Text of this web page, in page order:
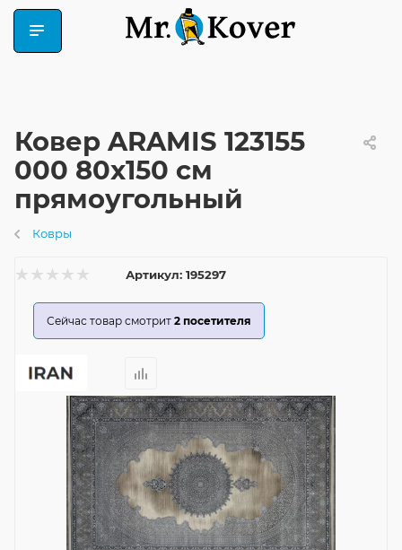
Ковер ARAMIS 123155
000 80x150 см
прямоугольный
Ковры
Артикул: 195297
Сейчас товар смотрит 2 посетителя